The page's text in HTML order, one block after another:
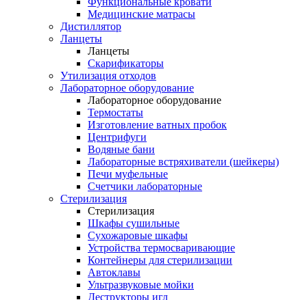
Медицинские матрасы
Дистиллятор
Ланцеты
Ланцеты
Скарификаторы
Утилизация отходов
Лабораторное оборудование
Лабораторное оборудование
Термостаты
Изготовление ватных пробок
Центрифуги
Водяные бани
Лабораторные встряхиватели (шейкеры)
Печи муфельные
Счетчики лабораторные
Стерилизация
Стерилизация
Шкафы сушильные
Сухожаровые шкафы
Устройства термосваривающие
Контейнеры для стерилизации
Автоклавы
Ультразвуковые мойки
Деструкторы игл